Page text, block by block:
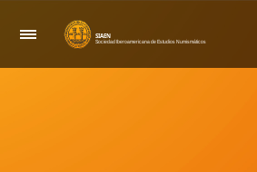
Nabigazioa